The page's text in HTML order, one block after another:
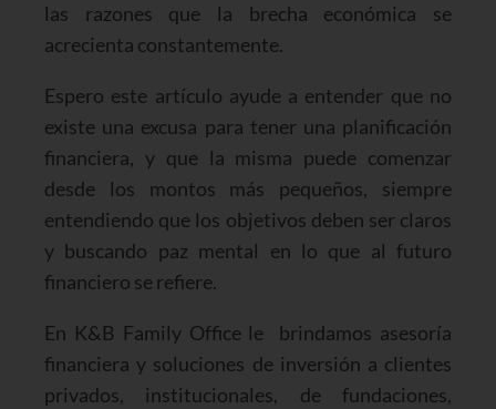
las razones que la brecha económica se
acrecienta constantemente.
Espero este artículo ayude a entender que no
existe una excusa para tener una planificación
financiera, y que la misma puede comenzar
desde los montos más pequeños, siempre
entendiendo que los objetivos deben ser claros
y buscando paz mental en lo que al futuro
financiero se refiere.
En K&B Family Office le brindamos asesoría
financiera y soluciones de inversión a clientes
privados, institucionales, de fundaciones,